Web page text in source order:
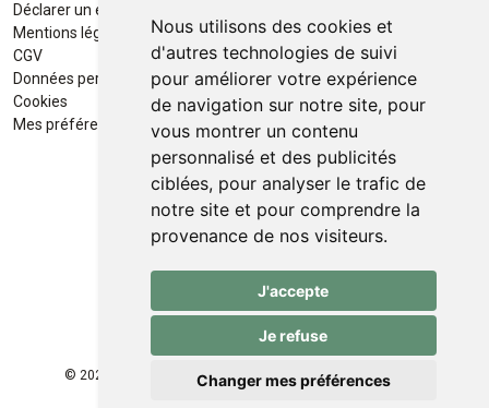
Nous utilisons des cookies et
d'autres technologies de suivi
pour améliorer votre expérience
de navigation sur notre site, pour
vous montrer un contenu
personnalisé et des publicités
ciblées, pour analyser le trafic de
notre site et pour comprendre la
provenance de nos visiteurs.
J'accepte
Je refuse
Changer mes préférences
Déclarer un effet indésirable
Mentions légales
CGV
Données personnelles
Cookies
Mes préférences Cookies
Retrait / Livraison
Retrait à la pharmacie en Click
Livraison cyclo-urbaines à Liège
avec :
Service professionnel et
écologique de livraisons rapides
et fiables.
© 2026 Pharmacie des Franchises
Tous droits réservés